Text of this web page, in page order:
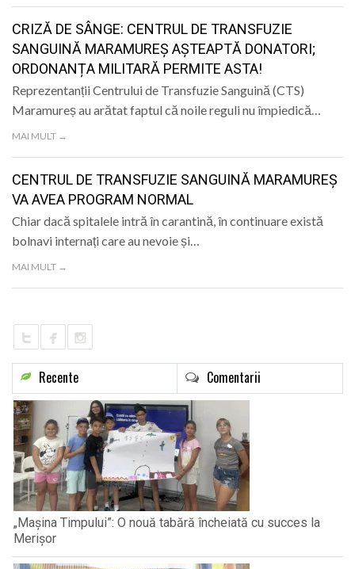
CRIZĂ DE SÂNGE: CENTRUL DE TRANSFUZIE
SANGUINĂ MARAMUREȘ AȘTEAPTĂ DONATORI;
ORDONANȚA MILITARĂ PERMITE ASTA!
Reprezentanții Centrului de Transfuzie Sanguină (CTS)
Maramureș au arătat faptul că noile reguli nu împiedică…
MAI MULT →
CENTRUL DE TRANSFUZIE SANGUINĂ MARAMUREȘ
VA AVEA PROGRAM NORMAL
Chiar dacă spitalele intră în carantină, în continuare există
bolnavi internați care au nevoie și…
MAI MULT →
Recente Comentarii
„Mașina Timpului”: O nouă tabără încheiată cu succes la
Merișor